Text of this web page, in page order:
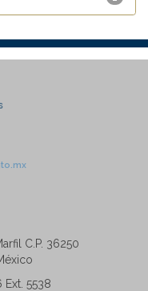
C.P. 36250
Ext. 5538